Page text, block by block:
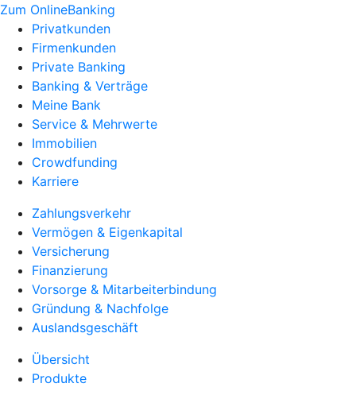
Zum OnlineBanking
Privatkunden
Firmenkunden
Private Banking
Banking & Verträge
Meine Bank
Service & Mehrwerte
Immobilien
Crowdfunding
Karriere
Zahlungsverkehr
Vermögen & Eigenkapital
Versicherung
Finanzierung
Vorsorge & Mitarbeiterbindung
Gründung & Nachfolge
Auslandsgeschäft
Übersicht
Produkte